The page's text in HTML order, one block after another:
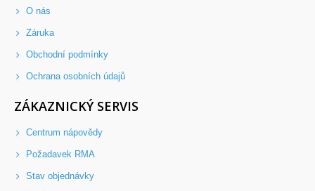
O nás
Záruka
Obchodní podmínky
Ochrana osobních údajů
ZÁKAZNICKÝ SERVIS
Centrum nápovědy
Požadavek RMA
Stav objednávky